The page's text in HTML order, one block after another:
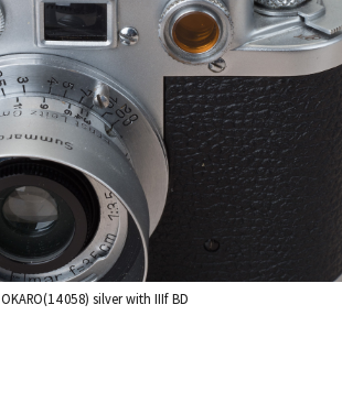
OKARO(14058) silver with IIIf BD